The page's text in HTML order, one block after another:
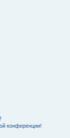
конференции!